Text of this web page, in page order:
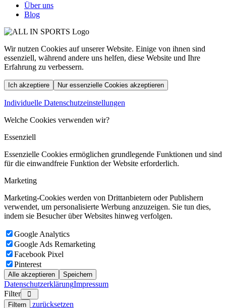
Über uns
Blog
Wir nutzen Cookies auf unserer Website. Einige von ihnen sind
essenziell, während andere uns helfen, diese Website und Ihre
Erfahrung zu verbessern.
Ich akzeptiere Nur essenzielle Cookies akzeptieren
Individuelle Datenschutzeinstellungen
Welche Cookies verwenden wir?
Essenziell
Essenzielle Cookies ermöglichen grundlegende Funktionen und sind
für die einwandfreie Funktion der Website erforderlich.
Marketing
Marketing-Cookies werden von Drittanbietern oder Publishern
verwendet, um personalisierte Werbung anzuzeigen. Sie tun dies,
indem sie Besucher über Websites hinweg verfolgen.
Google Analytics
Google Ads Remarketing
Facebook Pixel
Pinterest
Alle akzeptieren Speichern
DatenschutzerklärungImpressum
Filter
Filtern zurücksetzen